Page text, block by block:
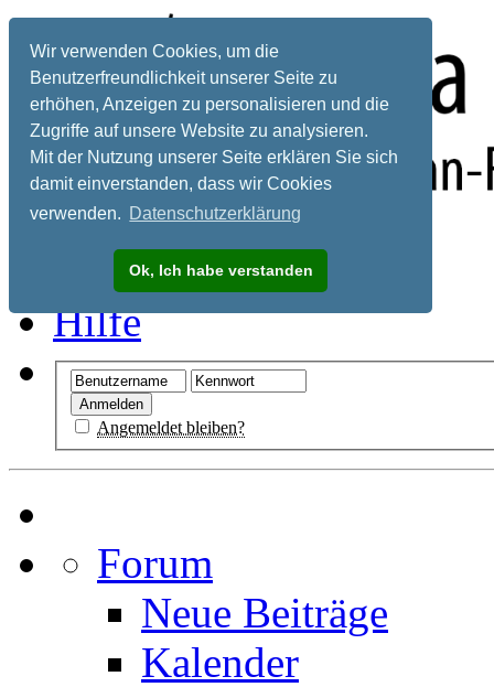
Wir verwenden Cookies, um die
Benutzerfreundlichkeit unserer Seite zu
erhöhen, Anzeigen zu personalisieren und die
Zugriffe auf unsere Website zu analysieren.
Mit der Nutzung unserer Seite erklären Sie sich
damit einverstanden, dass wir Cookies
verwenden. Datenschutzerklärung
Ok, Ich habe verstanden
Registrieren
Hilfe
Angemeldet bleiben?
Forum
Neue Beiträge
Kalender